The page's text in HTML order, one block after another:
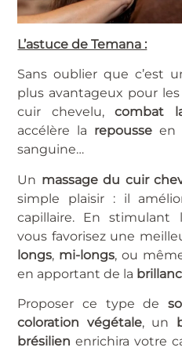
L’astuce de Temana :
Sans oublier que c’est
plus avantageux pour
cuir chevelu,combat
accélère la repousse en
sanguine…
Un massage du cuir
simple plaisir : il
capillaire. En stimulant
vous favorisez une
longs, mi-longs, ou
en apportant de la
Proposer ce type de
coloration végétale, un
brésilien enrichira votre